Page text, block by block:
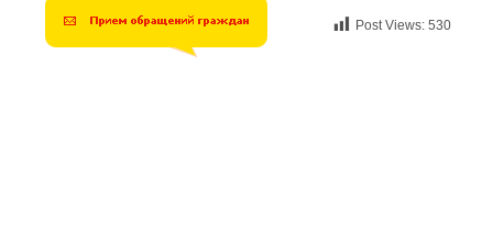
Post Views: 530